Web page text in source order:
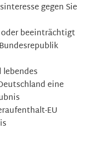
gegen Sie
beeinträchtigt
eine
EU